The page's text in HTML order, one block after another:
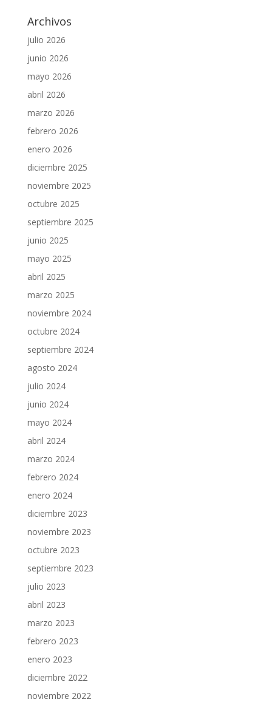
Archivos
julio 2026
junio 2026
mayo 2026
abril 2026
marzo 2026
febrero 2026
enero 2026
diciembre 2025
noviembre 2025
octubre 2025
septiembre 2025
junio 2025
mayo 2025
abril 2025
marzo 2025
noviembre 2024
octubre 2024
septiembre 2024
agosto 2024
julio 2024
junio 2024
mayo 2024
abril 2024
marzo 2024
febrero 2024
enero 2024
diciembre 2023
noviembre 2023
octubre 2023
septiembre 2023
julio 2023
abril 2023
marzo 2023
febrero 2023
enero 2023
diciembre 2022
noviembre 2022